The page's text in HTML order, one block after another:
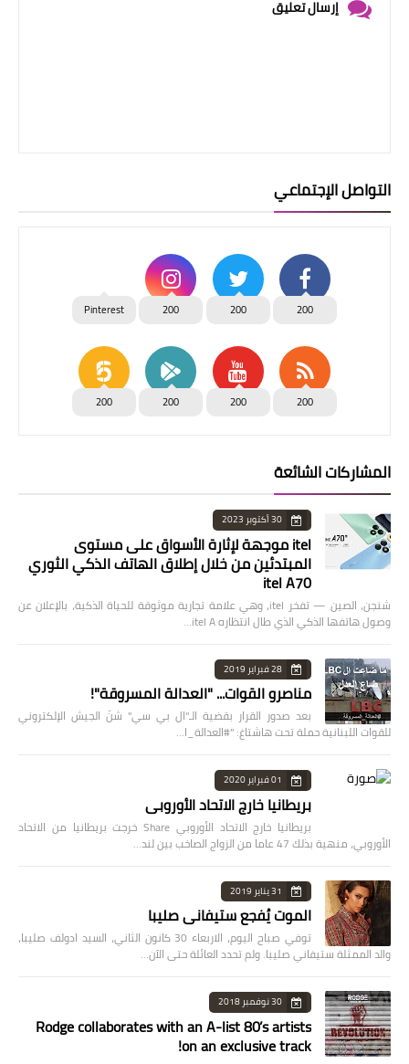
إرسال تعليق
التواصل الإجتماعي
200
200
200
Pinterest
200
200
200
200
المشاركات الشائعة
30 أكتوبر 2023
itel موجهة لإثارة الأسواق على مستوى
المبتدئين من خلال إطلاق الهاتف الذكي الثوري
itel A70
شنجن، الصين — تفخر itel، وهي علامة تجارية موثوقة للحياة الذكية، بالإعلان عن
وصول هاتفها الذكي الذي طال انتظاره itel A…
28 فبراير 2019
مناصرو القوات... "العدالة المسروقة"!
بعد صدور القرار بقضية الـ"ال بي سي" شنّ الجيش الإلكتروني
للقوات اللبنانية حملة تحت هاشتاغ: "#العدالة_ا…
01 فبراير 2020
بريطانيا خارج الاتحاد الأوروبي
بريطانيا خارج الاتحاد الأوروبي Share خرجت بريطانيا من الاتحاد
الأوروبي، منهية بذلك 47 عاما من الزواج الصاخب بين لند…
31 يناير 2019
الموت يُفجع ستيفاني صليبا
توفي صباح اليوم، الاربعاء 30 كانون الثاني، السيد ادولف صليبا،
والد الممثلة ستيفاني صليبا. ولم تحدد العائلة حتى الآن…
30 نوفمبر 2018
Rodge collaborates with an A-list 80’s artists
on an exclusive track!